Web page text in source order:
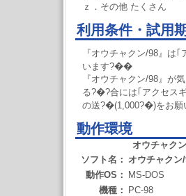
ｚ．その他 たくさん
利用条件・試用
『オウチャクン/98』は
います?��
『オウチャクン/98』が
る?�?合には｢アクセス
の送?�(1,000?�)をお
動作環境
オウチャク
ソフト名： オウチャクン
動作OS：
MS-DOS
機種：
PC-98